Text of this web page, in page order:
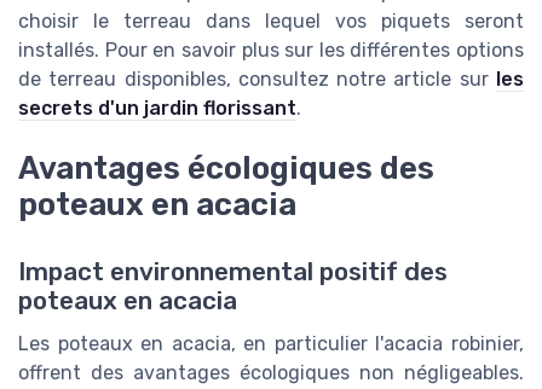
choisir le terreau dans lequel vos piquets seront
installés. Pour en savoir plus sur les différentes options
de terreau disponibles, consultez notre article sur les
secrets d'un jardin florissant.
Avantages écologiques des
poteaux en acacia
Impact environnemental positif des
poteaux en acacia
Les poteaux en acacia, en particulier l'acacia robinier,
offrent des avantages écologiques non négligeables.